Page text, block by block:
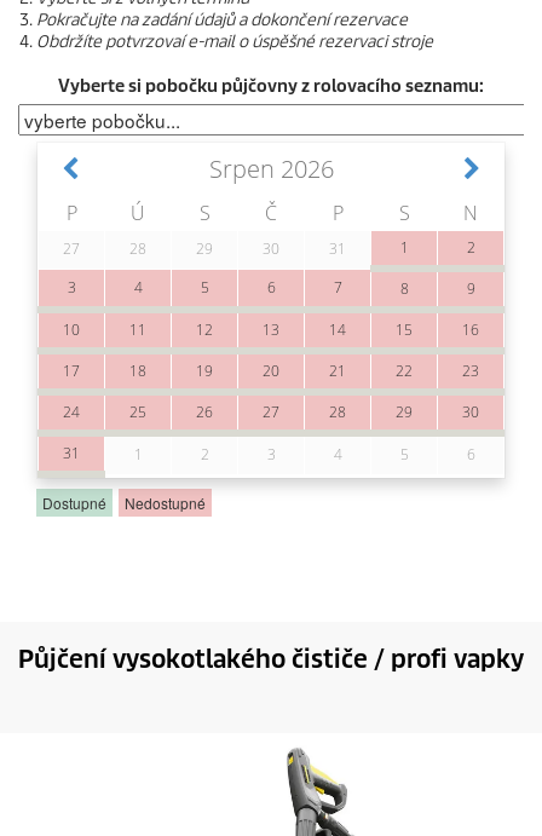
Pokračujte na zadání údajů a dokončení rezervace
Obdržíte potvrzovaí e-mail o úspěšné rezervaci stroje
Vyberte si pobočku půjčovny z rolovacího seznamu:
Půjčení vysokotlakého čističe / profi vapky